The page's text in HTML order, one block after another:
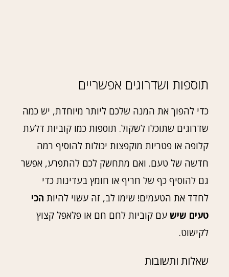
תוספות ושדרוגים אפשריים
כדי להפוך את המנה שלכם ליותר מיוחדת, יש כמה
שדרוגים שתוכלו לשקול. תוספות כמו קוביות דלעת
קלופה או פטריות מוקפצות יכולות להוסיף רמה
חדשה של טעם. ואם מתחשק לכם להתפרע, אפשר
גם להוסיף כף של חריף או חומץ בעדינות כדי
לחדד את הטעמים! שימו לב, זה עשוי להיות הכי
טעים שיש עם קוביות לחם חם או פלאפל קצוץ
לקישוט.
שאלות ותשובות